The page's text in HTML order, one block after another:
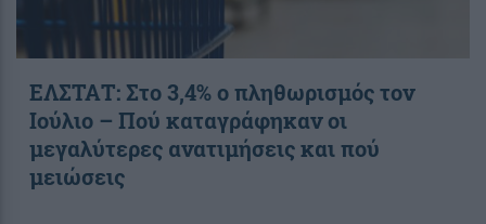
ΕΛΣΤΑΤ: Στο 3,4% ο πληθωρισμός τον
Ιούλιο – Πού καταγράφηκαν οι
μεγαλύτερες ανατιμήσεις και πού
μειώσεις